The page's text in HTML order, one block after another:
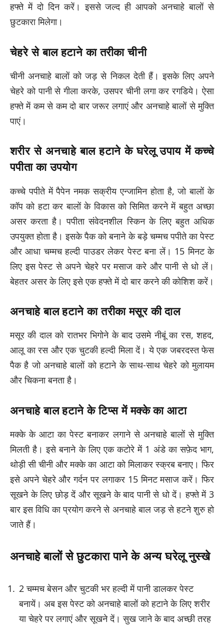
हफ्ते में दो दिन करें। इससे जल्द ही आपको अनचाहे बालों से
छुटकारा मिलेगा।
चेहरे से बाल हटाने का तरीका चीनी
चीनी अनचाहे बालों को जड़ से निकल देती हैं। इसके लिए अपने
चेहरे को पानी से गीला करके, उसपर चीनी लगा कर रगडिये। ऐसा
हफ्ते में कम से कम दो बार जरूर लगाएं और अनचाहे बालों से मुक्ति
पाएं।
शरीर से अनचाहे बाल हटाने के घरेलू उपाय में कच्चे
पपीता का उपयोग
कच्चे पपीते में पैपेन नमक सक्रीय एन्जामिन होता है, जो बालों के
कॉप को हटा कर बालों के विकास को सिमित करने में बहुत अच्छा
असर करता है। पपीता संवेदनशील स्किन के लिए बहुत अधिक
उपयुक्त होता है। इसके पैक को बनाने के बड़े चम्मच पपीते का पेस्ट
और आधा चम्मच हल्दी पाउडर लेकर पेस्ट बना लें। 15 मिनट के
लिए इस पेस्ट से अपने चेहरे पर मसाज करे और पानी से धो लें।
बेहतर असर के लिए इसे एक हफ्ते में दो बार करने की कोशिश करें।
अनचाहे बाल हटाने का तरीका मसूर की दाल
मसूर की दाल को रातभर भिगोने के बाद उसमे नीबूं का रस, शहद,
आलू का रस और एक चुटकी हल्दी मिला दें। ये एक जबरदस्त फेस
पैक है जो अनचाहे बालों को हटाने के साथ-साथ चेहरे को मुलायम
और चिकना बनता है।
अनचाहे बाल हटाने के टिप्स में मक्के का आटा
मक्के के आटा का पेस्ट बनाकर लगाने से अनचाहे बालों से मुक्ति
मिलती है। इसे बनाने के लिए एक कटोरे में 1 अंडे का सफ़ेद भाग,
थोड़ी सी चीनी और मक्के का आटा को मिलाकर स्क्रब बनाए। फिर
इसे अपने चेहरे और गर्दन पर लगाकर 15 मिनट मसाज करें। फिर
सूखने के लिए छोड़ दें और सूखने के बाद पानी से धो दें। हफ्ते में 3
बार इस विधि का प्रयोग करने से अनचाहे बाल जड़ से हटने शुरु हो
जाते हैं।
अनचाहे बालों से छुटकारा पाने के अन्य घरेलू नुस्खे
2 चम्मच बेसन और चुटकी भर हल्दी में पानी डालकर पेस्ट
बनायें। अब इस पेस्ट को अनचाहे बालों को हटाने के लिए शरीर
या चेहरे पर लगाएं और सूखने दें। सुख जाने के बाद अच्छी तरह